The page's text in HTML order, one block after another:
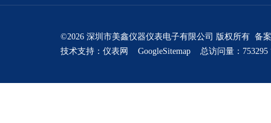
©2026 深圳市美鑫仪器仪表电子有限公司 版权所有 备
技术支持： 仪表网 GoogleSitemap 总访问量：753295